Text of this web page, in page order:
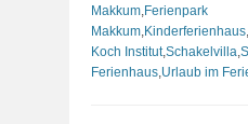
Makkum Ferienpark
Makkum Kinderferienhaus
Koch Institut,Schakelvilla
Ferienhaus Urlaub im